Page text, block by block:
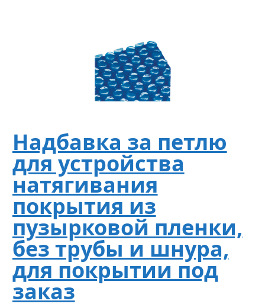
Надбавка за петлю
для устройства
натягивания
покрытия из
пузырковой пленки,
без трубы и шнура,
для покрытии под
заказ